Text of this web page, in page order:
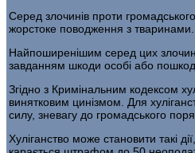
Серед злочинів проти
жорстоке поводження з тва­ринами.
Найпоширенішим серед цих
завданням шкоди особі або
Згідно з Кримінальним кодексом
винятковим цинізмом. Для
силу, зневагу до громадського
Хуліганство може становити такі